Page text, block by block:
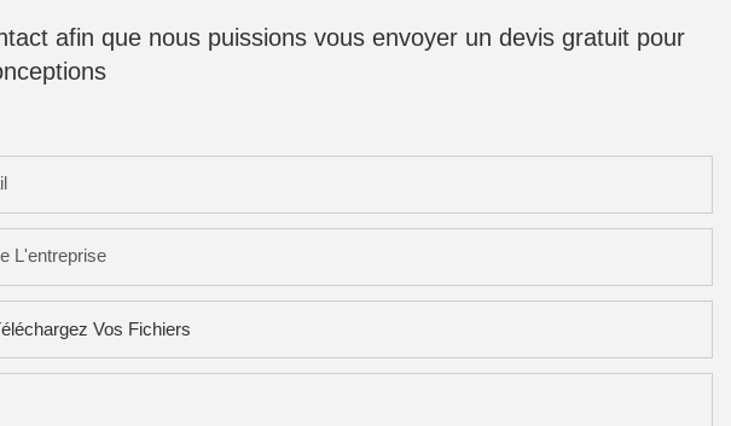
afin que nous puissions vous envoyer un devis gratuit pour
L'entreprise
Vos Fichiers